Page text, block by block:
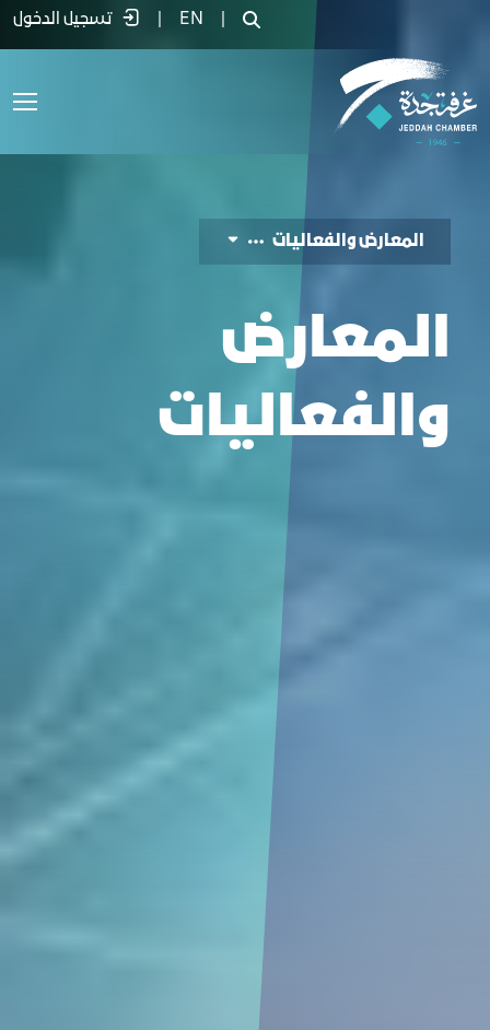
المعارض والفعاليات - غرفة جدة
EN تسجيل الدخول
المعارض والفعاليات
المعارض
والفعاليات